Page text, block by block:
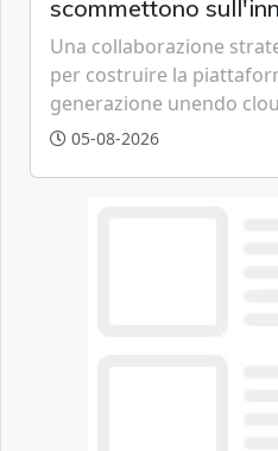
scommettono
tecnologica
Una collaborazione
per costruire la
generazione unendo
artificiale.
05-08-2026